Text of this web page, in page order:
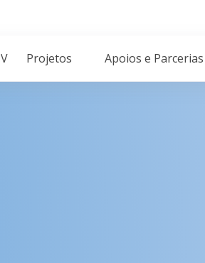
Projetos Apoios e Parcerias